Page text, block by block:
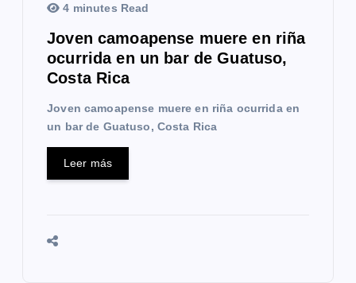
4 minutes Read
Joven camoapense muere en riña
ocurrida en un bar de Guatuso,
Costa Rica
Joven camoapense muere en riña ocurrida en
un bar de Guatuso, Costa Rica
Leer más